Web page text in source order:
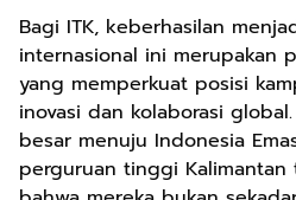
Bagi ITK, keberhasilan
internasional ini merupakan
yang memperkuat posisi
inovasi dan kolaborasi
besar menuju Indonesia
perguruan tinggi Kalimantan